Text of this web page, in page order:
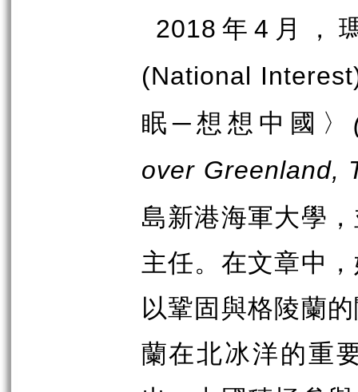
2018 年4 月，
(National
眠─想想中國〉
over Greenland,
島新港海軍大學
主任。在文章中
以鞏固與格陵蘭
蘭在北冰洋的重